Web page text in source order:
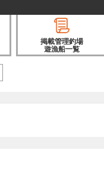
掲載管理釣場
遊漁船一覧